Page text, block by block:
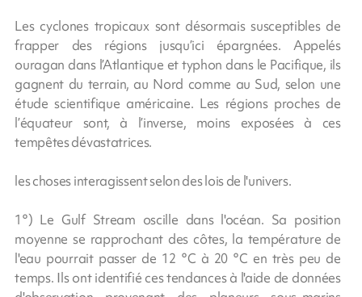
Les cyclones tropicaux sont désormais susceptibles de
frapper des régions jusqu’ici épargnées. Appelés
ouragan dans l’Atlantique et typhon dans le Pacifique, ils
gagnent du terrain, au Nord comme au Sud, selon une
étude scientifique américaine. Les régions proches de
l’équateur sont, à l’inverse, moins exposées à ces
tempêtes dévastatrices.
les choses interagissent selon des lois de l'univers.
1°) Le Gulf Stream oscille dans l'océan. Sa position
moyenne se rapprochant des côtes, la température de
l'eau pourrait passer de 12 °C à 20 °C en très peu de
temps. Ils ont identifié ces tendances à l'aide de données